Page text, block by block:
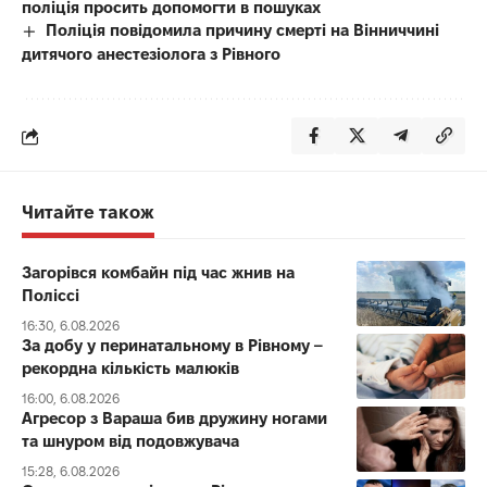
поліція просить допомогти в пошуках
Поліція повідомила причину смерті на Вінниччині
дитячого анестезіолога з Рівного
Читайте також
Загорівся комбайн під час жнив на
Поліссі
16:30, 6.08.2026
За добу у перинатальному в Рівному –
рекордна кількість малюків
16:00, 6.08.2026
Агресор з Вараша бив дружину ногами
та шнуром від подовжувача
15:28, 6.08.2026